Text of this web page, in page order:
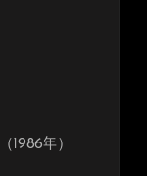
1986年）